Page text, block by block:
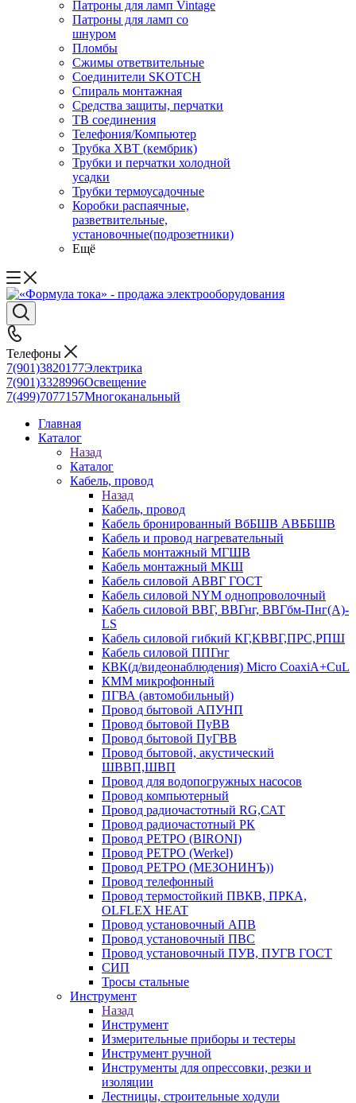
Патроны для ламп Vintage
Патроны для ламп со
шнуром
Пломбы
Сжимы ответвительные
Соединители SKOTCH
Спираль монтажная
Средства защиты, перчатки
ТВ соединения
Телефония/Компьютер
Трубка ХВТ (кембрик)
Трубки и перчатки холодной
усадки
Трубки термоусадочные
Коробки распаячные,
разветвительные,
установочные(подрозетники)
Ещё
Телефоны
7(901)3820177Электрика
7(901)3328996Освещение
7(499)7077157Многоканальный
Главная
Каталог
Назад
Каталог
Кабель, провод
Назад
Кабель, провод
Кабель бронированный ВбБШВ АВББШВ
Кабель и провод нагревательный
Кабель монтажный МГШВ
Кабель монтажный МКШ
Кабель силовой АВВГ ГОСТ
Кабель силовой NYM однопроволочный
Кабель силовой ВВГ, ВВГнг, ВВГбм-Пнг(А)-
LS
Кабель силовой гибкий КГ,КВВГ,ПРС,РПШ
Кабель силовой ППГнг
КВК(д/видеонаблюдения) Micro CoaxiA+CuL
КММ микрофонный
ПГВА (автомобильный)
Провод бытовой АПУНП
Провод бытовой ПуВВ
Провод бытовой ПуГВВ
Провод бытовой, акустический
ШВВП,ШВП
Провод для водопогружных насосов
Провод компьютерный
Провод радиочастотный RG,САТ
Провод радиочастотный РК
Провод РЕТРО (BIRONI)
Провод РЕТРО (Werkel)
Провод РЕТРО (МЕЗОНИНЪ))
Провод телефонный
Провод термостойкий ПВКВ, ПРКА,
OLFLEX HEAT
Провод установочный АПВ
Провод установочный ПВС
Провод установочный ПУВ, ПУГВ ГОСТ
СИП
Тросы стальные
Инструмент
Назад
Инструмент
Измерительные приборы и тестеры
Инструмент ручной
Инструменты для опрессовки, резки и
изоляции
Лестницы, строительные ходули